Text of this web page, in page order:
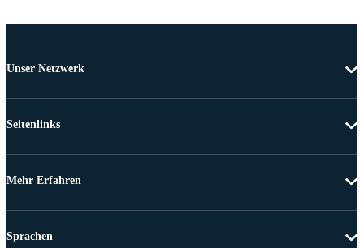
Unser Netzwerk
Seitenlinks
Mehr Erfahren
Sprachen